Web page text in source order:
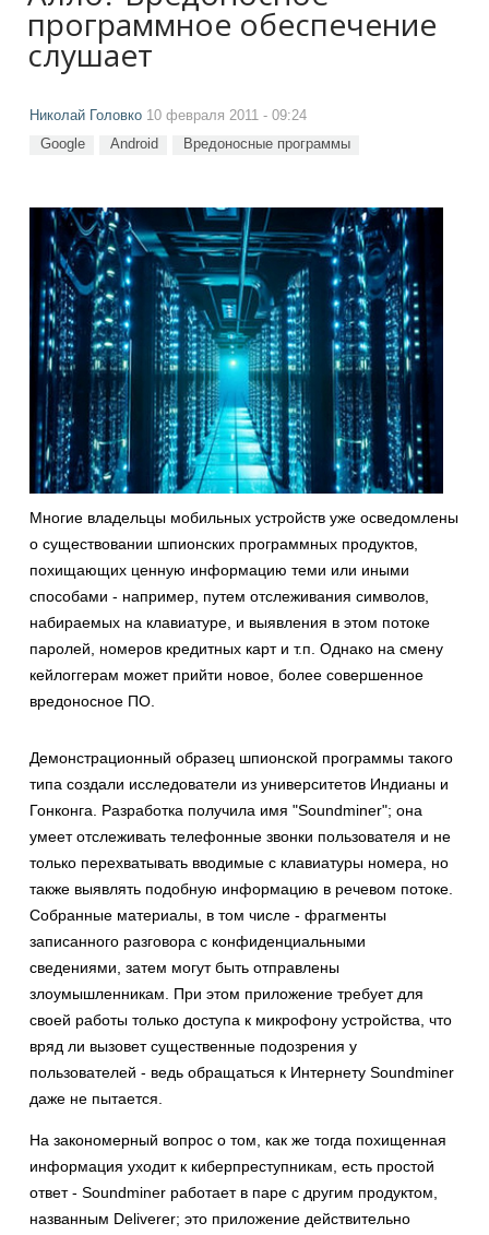
программное обеспечение
слушает
Николай Головко 10 февраля 2011 - 09:24
Google Android Вредоносные программы
Многие владельцы мобильных устройств уже осведомлены
о существовании шпионских программных продуктов,
похищающих ценную информацию теми или иными
способами - например, путем отслеживания символов,
набираемых на клавиатуре, и выявления в этом потоке
паролей, номеров кредитных карт и т.п. Однако на смену
кейлоггерам может прийти новое, более совершенное
вредоносное ПО.
Демонстрационный образец шпионской программы такого
типа создали исследователи из университетов Индианы и
Гонконга. Разработка получила имя "Soundminer"; она
умеет отслеживать телефонные звонки пользователя и не
только перехватывать вводимые с клавиатуры номера, но
также выявлять подобную информацию в речевом потоке.
Собранные материалы, в том числе - фрагменты
записанного разговора с конфиденциальными
сведениями, затем могут быть отправлены
злоумышленникам. При этом приложение требует для
своей работы только доступа к микрофону устройства, что
вряд ли вызовет существенные подозрения у
пользователей - ведь обращаться к Интернету Soundminer
даже не пытается.
На закономерный вопрос о том, как же тогда похищенная
информация уходит к киберпреступникам, есть простой
ответ - Soundminer работает в паре с другим продуктом,
названным Deliverer; это приложение действительно